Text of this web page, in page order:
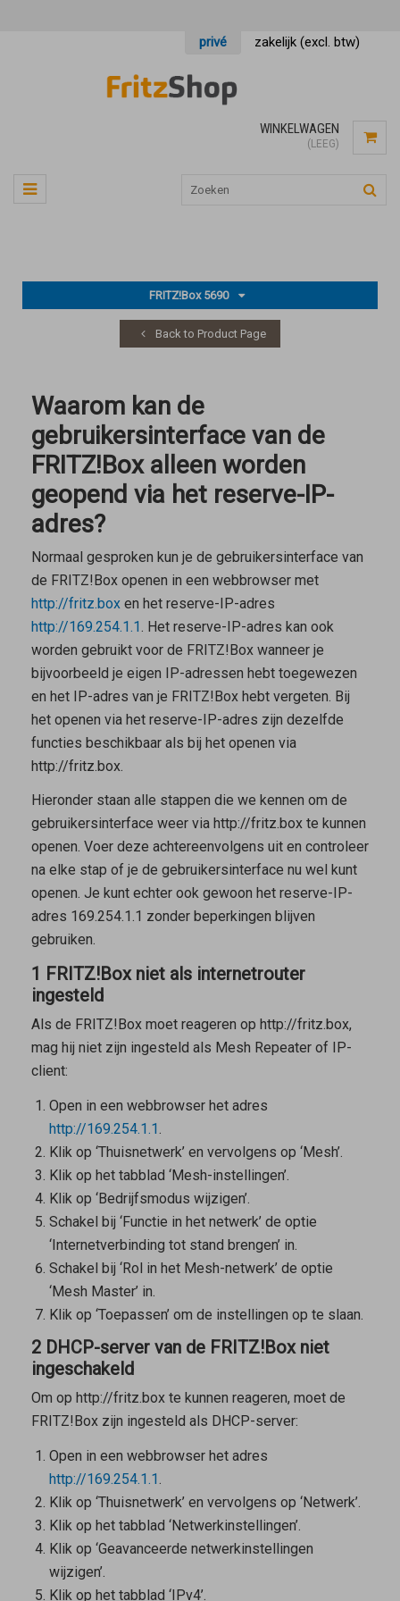
privé zakelijk (excl. btw)
WINKELWAGEN
(LEEG)
FRITZ!Box 5690
Back to Product Page
Waarom kan de
gebruikersinterface van de
FRITZ!Box alleen worden
geopend via het reserve-IP-
adres?
Normaal gesproken kun je de gebruikersinterface van
de FRITZ!Box openen in een webbrowser met
http://fritz.boxen het reserve-IP-adres
http://169.254.1.1 . Het reserve-IP-adres kan ook
worden gebruikt voor de FRITZ!Box wanneer je
bijvoorbeeld je eigen IP-adressen hebt toegewezen
en het IP-adres van je FRITZ!Box hebt vergeten. Bij
het openen via het reserve-IP-adres zijn dezelfde
functies beschikbaar als bij het openen via
http://fritz.box.
Hieronder staan alle stappen die we kennen om de
gebruikersinterface weer via http://fritz.box te kunnen
openen. Voer deze achtereenvolgens uit en controleer
na elke stap of je de gebruikersinterface nu wel kunt
openen. Je kunt echter ook gewoon het reserve-IP-
adres 169.254.1.1 zonder beperkingen blijven
gebruiken.
1 FRITZ!Box niet als internetrouter
ingesteld
Als de FRITZ!Box moet reageren op http://fritz.box,
mag hij niet zijn ingesteld als Mesh Repeaterof IP-
client:
Open in een webbrowser het adres
http://169.254.1.1.
Klik op ‘Thuisnetwerk’ en vervolgens op ‘Mesh’.
Klik op het tabblad ‘Mesh-instellingen’.
Klik op ‘Bedrijfsmodus wijzigen’.
Schakel bij ‘Functie in het netwerk’ de optie
‘Internetverbinding tot stand brengen’ in.
Schakel bij ‘Rol in het Mesh-netwerk’ de optie
‘Mesh Master’ in.
Klik op ‘Toepassen’ om de instellingen op te slaan.
2 DHCP-server van de FRITZ!Box niet
ingeschakeld
Om op http://fritz.box te kunnen reageren, moet de
FRITZ!Box zijn ingesteld als DHCP-server:
Open in een webbrowser het adres
http://169.254.1.1.
Klik op ‘Thuisnetwerk’ en vervolgens op ‘Netwerk’.
Klik op het tabblad ‘Netwerkinstellingen’.
Klik op ‘Geavanceerde netwerkinstellingen
wijzigen’.
Klik op het tabblad ‘IPv4’.